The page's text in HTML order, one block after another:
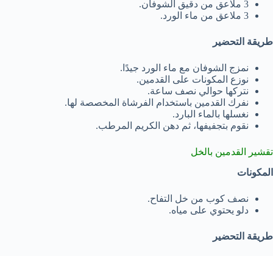
3 ملاعق من دقيق الشوفان.
3 ملاعق من ماء الورد.
طريقة التحضير
نمزج الشوفان مع ماء الورد جيدًا.
نوزع المكونات على القدمين.
نتركها حوالي نصف ساعة.
نفرك القدمين باستخدام الفرشاة المخصصة لها.
نغسلها بالماء البارد.
نقوم بتجفيفها، ثم دهن الكريم المرطب.
تقشير القدمين بالخل
المكونات
نصف كوب من خل التفاح.
دلو يحتوي على مياه.
طريقة التحضير